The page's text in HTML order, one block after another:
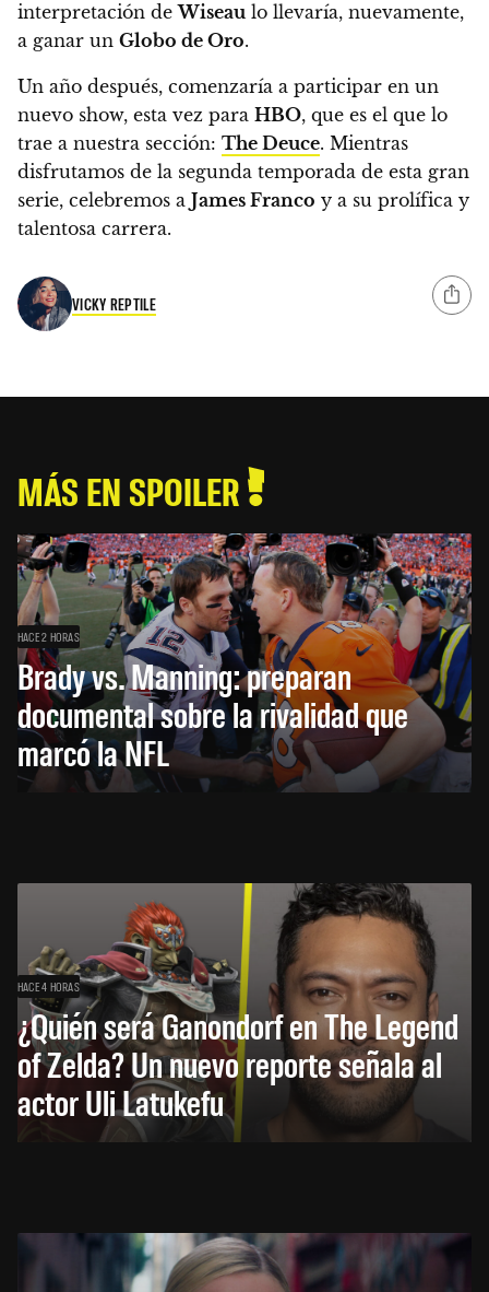
interpretación deWiseaulo llevaría, nuevamente,
a ganar un Globo de Oro.
Un año después, comenzaría a participar en un
nuevo show, esta vez para HBO, que es el que lo
trae a nuestra sección: The Deuce. Mientras
disfrutamos de la segunda temporada de esta gran
serie, celebremos a James Franco y a su prolífica y
talentosa carrera.
VICKY REPTILE
MÁS EN SPOILER
HACE 2 HORAS
Brady vs. Manning: preparan
documental sobre la rivalidad que
marcó la NFL
HACE 4 HORAS
¿Quién será Ganondorf en The Legend
of Zelda? Un nuevo reporte señala al
actor Uli Latukefu